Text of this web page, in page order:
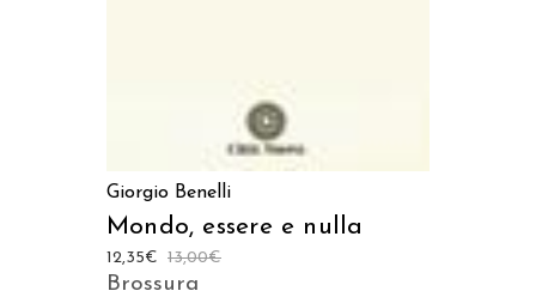
Giorgio Benelli
Mondo, essere e nulla
13,00€
12,35€
Brossura